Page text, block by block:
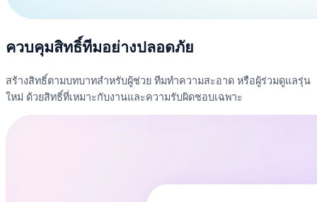
ควบคุมสิทธิ์ทีมอย่างปลอดภัย
สร้างสิทธิ์ตามบทบาทสำหรับผู้ช่วย ทีมทำความสะอาด หรือผู้ร่วมดูแลรุ่น
ใหม่ ด้วยสิทธิ์ที่เหมาะกับงานและความรับผิดชอบเฉพาะ